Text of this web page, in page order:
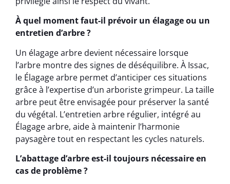
À quel moment faut-il prévoir un élagage ou un
entretien d’arbre ?
Un élagage arbre devient nécessaire lorsque
l’arbre montre des signes de déséquilibre. À Issac,
le Élagage arbre permet d’anticiper ces situations
grâce à l’expertise d’un arboriste grimpeur. La taille
arbre peut être envisagée pour préserver la santé
du végétal. L’entretien arbre régulier, intégré au
Élagage arbre, aide à maintenir l’harmonie
paysagère tout en respectant les cycles naturels.
L’abattage d’arbre est-il toujours nécessaire en
cas de problème ?